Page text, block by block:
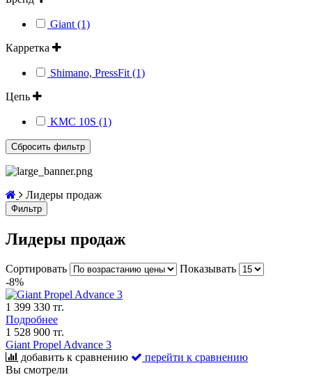
Giant (1)
Карретка
Shimano, PressFit (1)
Цепь
KMC 10S (1)
Лидеры продаж
Фильтр
Лидеры продаж
Сортировать
Показывать
-8%
1 399 330 тг.
Подробнее
1 528 900 тг.
Giant Propel Advance 3
добавить к сравнению
перейти к сравнению
Вы смотрели